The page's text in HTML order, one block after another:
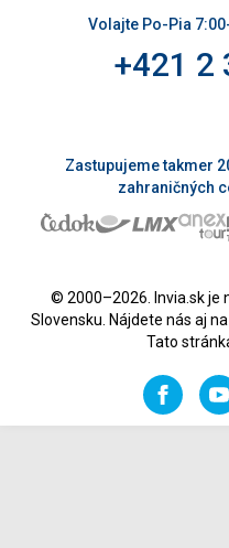
Volajte Po-Pia
+421 2
Zastupujeme takmer
zahraničných
© 2000–2026. Invia.sk je
Slovensku. Nájdete nás aj na
Tato
Facebook